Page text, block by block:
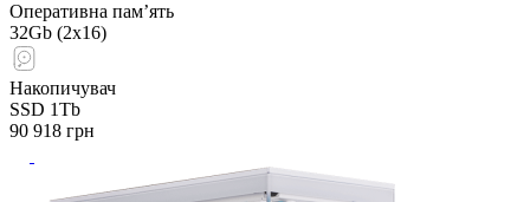
Оперативна пам’ять
32Gb (2x16)
Накопичувач
SSD 1Tb
90 918 грн